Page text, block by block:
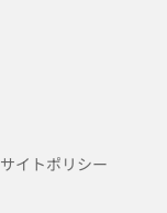
サイトポリシー